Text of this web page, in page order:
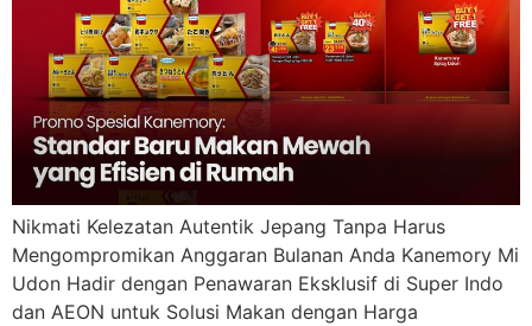
Nikmati Kelezatan Autentik Jepang Tanpa Harus
Mengompromikan Anggaran Bulanan Anda Kanemory Mi
Udon Hadir dengan Penawaran Eksklusif di Super Indo
dan AEON untuk Solusi Makan dengan Harga